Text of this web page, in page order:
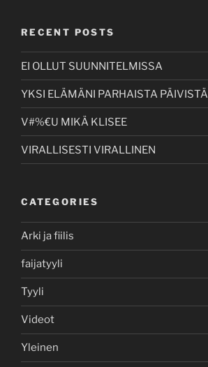
RECENT POSTS
EI OLLUT SUUNNITELMISSA
YKSI ELÄMÄNI PARHAISTA PÄIVISTÄ
V#%€U MIKÄ KLISEE
VIRALLISESTI VIRALLINEN
CATEGORIES
Arki ja fiilis
faijatyyli
Tyyli
Videot
Yleinen